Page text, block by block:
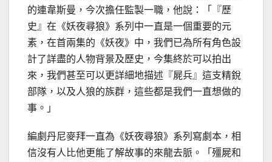
的連韋斯曼，今次擔任監製一職，他說：「『歷
史』在《妖夜尋狼》系列中一直是一個重要的元
素，在首兩集的《妖夜》中，我們已為所有角色設
計了詳盡的人物背景及歷史，今集終於可以拍出
來，我們甚至可以更詳細地描述『屍兵』這支精銳
部隊，以及人狼的族群，這些都是我們一直想做的
事。」
編劇丹尼麥拜一直為《妖夜尋狼》系列寫劇本，相
信沒有人比他更能了解故事的來龍去脈。「殭屍和